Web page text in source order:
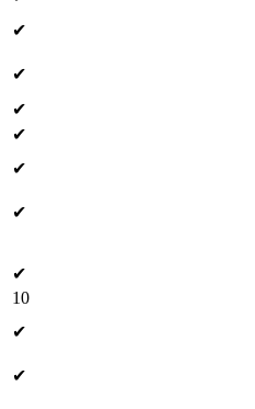
✔
✔
✔
✔
✔
✔
✔
10
✔
✔